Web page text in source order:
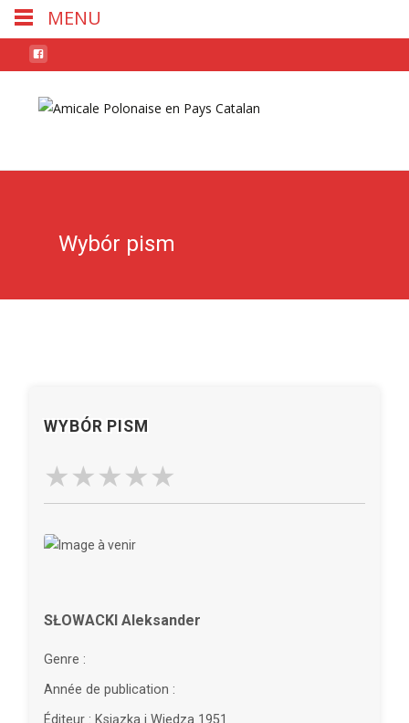
Wybór pism
WYBÓR PISM
SŁOWACKI Aleksander
Genre :
Année de publication :
Éditeur : Ksiązka i Wiedza 1951
MENU